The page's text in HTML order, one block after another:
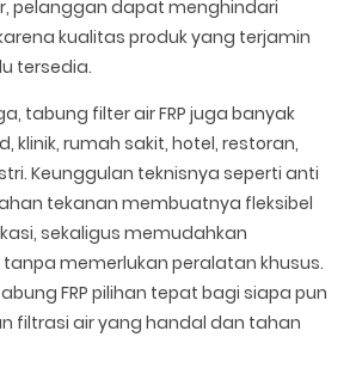
pelanggan dapat menghindari
kualitas produk yang terjamin
tersedia.
tabung filter air FRP juga banyak
klinik, rumah sakit, hotel, restoran,
Keunggulan teknisnya seperti anti
tekanan membuatnya fleksibel
sekaligus memudahkan
memerlukan peralatan khusus.
FRP pilihan tepat bagi siapa pun
filtrasi air yang handal dan tahan